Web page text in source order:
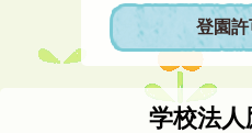
登園
学校法人